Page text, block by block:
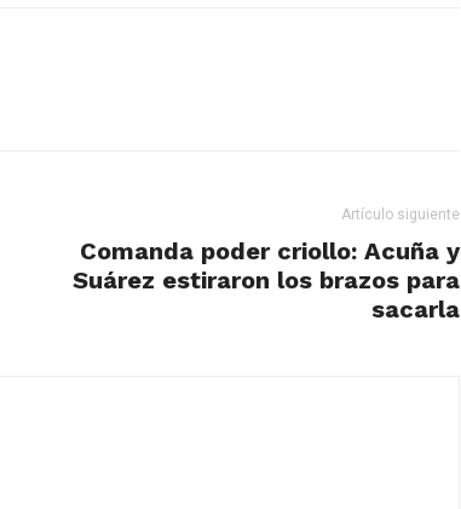
Artículo siguiente
Comanda poder criollo: Acuña y
Suárez estiraron los brazos para
sacarla